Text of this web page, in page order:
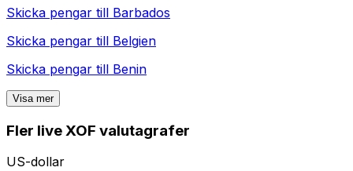
Skicka pengar till Barbados
Skicka pengar till Belgien
Skicka pengar till Benin
Visa mer
Fler live XOF valutagrafer
US-dollar